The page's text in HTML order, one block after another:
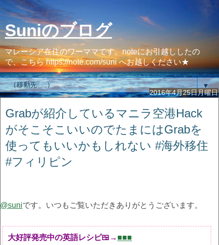
Suniのブログ
マレーシア在住のワーママです。noteにお引越ししたの
で、こちら https://note.com/suni へお越しください★
▼
2016年4月25日月曜日
Grabが紹介しているマニラ空港Hack
がそこそこいいのでたまにはGrabを
使ってもいいかもしれない #海外移住
#フィリピン
@suniです。いつもご覧いただきありがとうございます。
大好評発売中の英語レシピ🍱→ ■■■